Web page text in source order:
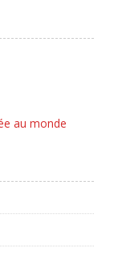
au monde